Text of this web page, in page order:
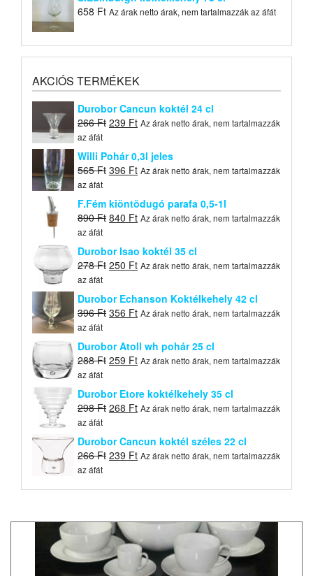
658 Ft Az árak netto árak, nem tartalmazzák az áfát
AKCIÓS TERMÉKEK
Durobor Cancun koktél 24 cl
266Ft Original
was:
266 Ft.
239 FtCurrent
is:
239 Ft.
Az árak netto árak, nem tartalmazzák
az áfát
Willi Pohár 0,3l jeles
565Ft Original
was:
565 Ft.
396 FtCurrent
is:
396 Ft.
Az árak netto árak, nem tartalmazzák
az áfát
F.Fém kiöntõdugó parafa 0,5-1l
890Ft Original
was:
890 Ft.
840 FtCurrent
is:
840 Ft.
Az árak netto árak, nem tartalmazzák
az áfát
Durobor Isao koktél 35 cl
278Ft Original
was:
278 Ft.
250 FtCurrent
250 Ft.
Az árak netto árak, nem tartalmazzák
az áfát
Durobor Echanson Koktélkehely 42 cl
396Ft Original
was:
396 Ft.
356 FtCurrent
is:
356 Ft.
Az árak netto árak, nem tartalmazzák
az áfát
Durobor Atoll wh pohár 25 cl
288Ft Original
was:
288 Ft.
259 FtCurrent
259 Ft.
Az árak netto árak, nem tartalmazzák
az áfát
Durobor Etore koktélkehely 35 cl
298Ft Original
was:
298 Ft.
268 FtCurrent
268 Ft.
Az árak netto árak, nem tartalmazzák
az áfát
Durobor Cancun koktél széles 22 cl
266Ft Original
239 FtCurrent
Az árak netto árak, nem tartalmazzák
az áfát